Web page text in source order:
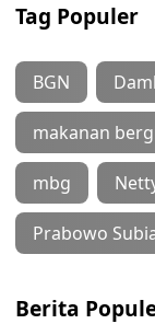
Tag Populer
BGN
makanan
mbg
Prabowo
Berita